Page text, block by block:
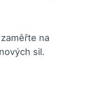
na
sil.